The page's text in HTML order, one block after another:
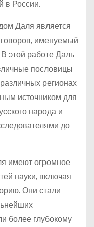
в России.
Даля является
именуемый
этой работе Даль
пословицы
регионах
источником для
народа и
до
имеют огромное
науки, включая
Они стали
более глубокому